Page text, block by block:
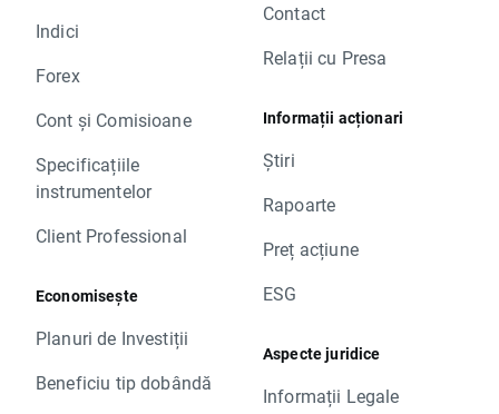
Indici
Forex
Cont și Comisioane
Specificațiile
instrumentelor
Client Professional
Economisește
Planuri de Investiții
Beneficiu tip dobândă
Contact
Relații cu Presa
Informații acționari
Știri
Rapoarte
Preț acțiune
ESG
Aspecte juridice
Informații Legale